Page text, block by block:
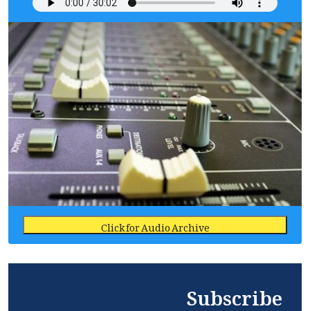
Click for Audio Archive
Subscribe